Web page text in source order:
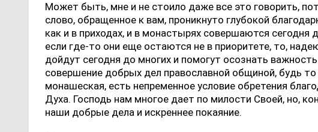
Может быть, мне и не стоило даже все это говорить,
слово, обращенное к вам, проникнуто глубокой
как и в приходах, и в монастырях совершаются сегодня
если где-то они еще остаются не в приоритете, то,
дойдут сегодня до многих и помогут осознать
совершение добрых дел православной общиной, будь то
монашеская, есть непременное условие обретения
Духа. Господь нам многое дает по милости Своей, но,
наши добрые дела и искреннее покаяние.